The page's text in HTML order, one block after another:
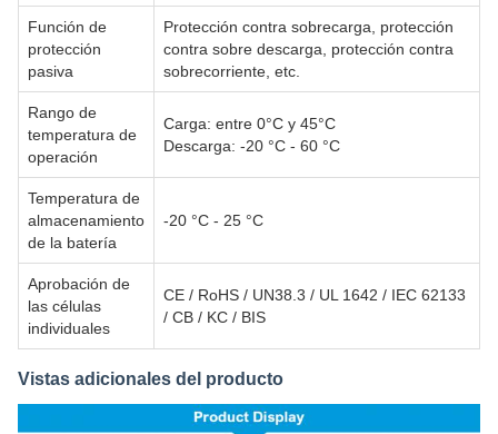
Función de
protección
pasiva
Protección contra sobrecarga, protección
contra sobre descarga, protección contra
sobrecorriente, etc.
Rango de
temperatura de
operación
Carga: entre 0°C y 45°C
Descarga: -20 °C - 60 °C
Temperatura de
almacenamiento
de la batería
-20 °C - 25 °C
Aprobación de
las células
individuales
CE / RoHS / UN38.3 / UL 1642 / IEC 62133
/ CB / KC / BIS
Vistas adicionales del producto